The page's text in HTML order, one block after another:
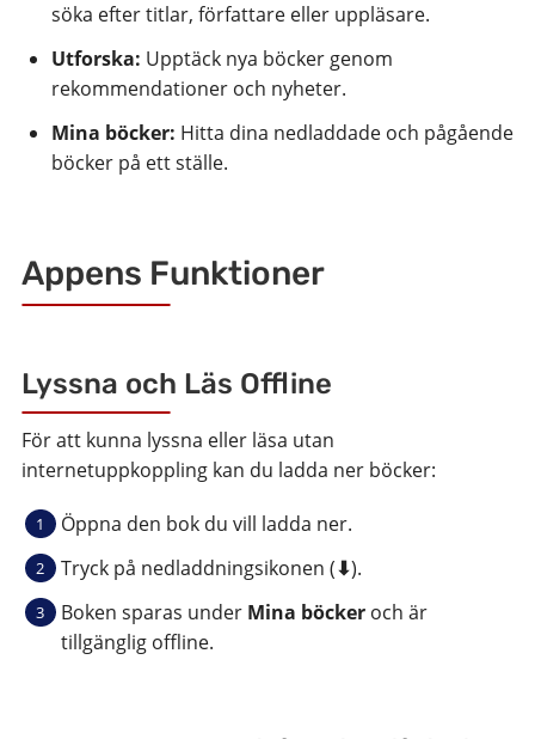
söka efter titlar, författare eller uppläsare.
Utforska: Upptäck nya böcker genom
rekommendationer och nyheter.
Mina böcker: Hitta dina nedladdade och pågående
böcker på ett ställe.
Appens Funktioner
Lyssna och Läs Offline
För att kunna lyssna eller läsa utan
internetuppkoppling kan du ladda ner böcker:
Öppna den bok du vill ladda ner.
Tryck på nedladdningsikonen (⬇).
Boken sparas under Mina böckeroch är
tillgänglig offline.